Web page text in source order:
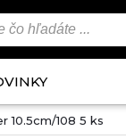
10.5cm/108 5 ks